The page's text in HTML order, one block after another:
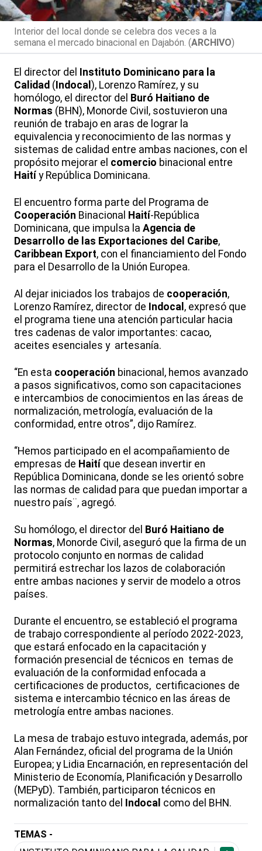
Interior del local donde se celebra dos veces a la
semana el mercado binacional en Dajabón. (ARCHIVO)
El director del
Instituto Dominicano para la
Calidad ( Indocal ), Lorenzo Ramírez, y su
homólogo, el director del Buró Haitiano de
Normas (BHN), Monorde Civil, sostuvieron una
reunión de trabajo en aras de lograr la
equivalencia y reconocimiento de las normas y
sistemas de calidad entre ambas naciones, con el
propósito mejorar el comercio binacional entre
Haití y República Dominicana.
El encuentro forma parte del Programa de
Cooperación Binacional Haití-República
Dominicana, que impulsa la Agencia de
Desarrollo de las Exportaciones del Caribe,
Caribbean Export, con el financiamiento del Fondo
para el Desarrollo de la Unión Europea.
Al dejar iniciados los trabajos de cooperación,
Lorenzo Ramírez, director de Indocal , expresó que
el programa tiene una atención particular hacia
tres cadenas de valor importantes: cacao,
aceites esenciales y artesanía.
“En esta cooperación binacional, hemos avanzado
a pasos significativos, como son capacitaciones
e intercambios de conocimientos en las áreas de
normalización, metrología, evaluación de la
conformidad, entre otros”, dijo Ramírez.
“Hemos participado en el acompañamiento de
empresas de Haití que desean invertir en
República Dominicana, donde se les orientó sobre
las normas de calidad para que puedan importar a
nuestro país¨, agregó.
Su homólogo, el director del Buró Haitiano de
Normas, Monorde Civil, aseguró que la firma de un
protocolo conjunto en normas de calidad
permitirá estrechar los lazos de colaboración
entre ambas naciones y servir de modelo a otros
países.
Durante el encuentro, se estableció el programa
de trabajo correspondiente al período 2022-2023,
que estará enfocado en la capacitación y
formación presencial de técnicos en temas de
evaluación de la conformidad enfocada a
certificaciones de productos, certificaciones de
sistema e intercambio técnico en las áreas de
metrología entre ambas naciones.
La mesa de trabajo estuvo integrada, además, por
Alan Fernández, oficial del programa de la Unión
Europea; y Lidia Encarnación, en representación del
Ministerio de Economía, Planificación y Desarrollo
(MEPyD). También, participaron técnicos en
normalización tanto del
Indocal como del BHN.
TEMAS -